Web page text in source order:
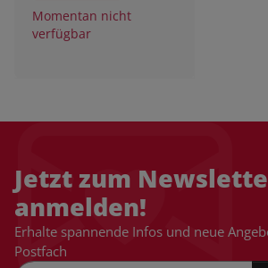
Momentan nicht
verfügbar
Jetzt zum
anmelden!
Erhalte spannende Infos und neue
Postfach